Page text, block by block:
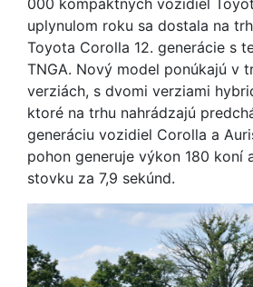
000 kompaktných vozidiel
uplynulom roku sa dostala na
Toyota Corolla 12. generácie s
TNGA. Nový model ponúkajú v
verziách, s dvomi verziami
ktoré na trhu nahrádzajú
generáciu vozidiel Corolla a
pohon generuje výkon 180 koní
stovku za 7,9 sekúnd.